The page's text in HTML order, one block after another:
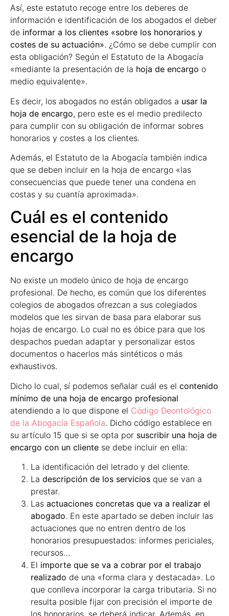
Así, este estatuto recoge entre los deberes de
información e identificación de los abogados el deber
de informar a los clientes «sobre los honorarios y
costes de su actuación». ¿Cómo se debe cumplir con
esta obligación? Según el Estatuto de la Abogacía
«mediante la presentación de la hoja de encargo o
medio equivalente».
Es decir, los abogados no están obligados a usar la
hoja de encargo, pero este es el medio predilecto
para cumplir con su obligación de informar sobres
honorarios y costes a los clientes.
Además, el Estatuto de la Abogacía también indica
que se deben incluir en la hoja de encargo «las
consecuencias que puede tener una condena en
costas y su cuantía aproximada».
Cuál es el contenido
esencial de la hoja de
encargo
No existe un modelo único de hoja de encargo
profesional. De hecho, es común que los diferentes
colegios de abogados ofrezcan a sus colegiados
modelos que les sirvan de basa para elaborar sus
hojas de encargo. Lo cual no es óbice para que los
despachos puedan adaptar y personalizar estos
documentos o hacerlos más sintéticos o más
exhaustivos.
Dicho lo cual, sí podemos señalar cuál es el contenido
mínimo de una hoja de encargo profesional
atendiendo a lo que dispone el Código Deontológico
de la Abogacía Española. Dicho código establece en
su artículo 15 que si se opta por suscribir una hoja de
encargo con un cliente se debe incluir en ella:
La identificación del letrado y del cliente.
La descripción de los servicios que se van a
prestar.
Las actuaciones concretas que va a realizar el
abogado. En este apartado se deben incluir las
actuaciones que no entren dentro de los
honorarios presupuestados: informes periciales,
recursos…
El importe que se va a cobrar por el trabajo
realizado de una «forma clara y destacada». Lo
que conlleva incorporar la carga tributaria. Si no
resulta posible fijar con precisión el importe de